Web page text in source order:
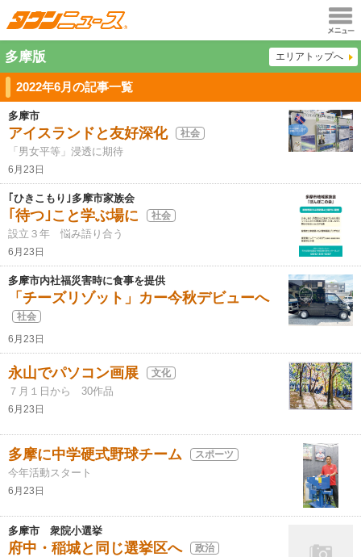
メニュ
ー
多摩版 エリアトップへ
2022年6月の記事一覧
多摩市
アイスランドと友好深化 社会
「男女平等」浸透に期待
6月23日
｢ひきこもり｣多摩市家族会
｢待つ｣こと学ぶ場に 社会
設立３年 悩み語り合う
6月23日
多摩市内社福災害時に食事を提供
「チーズリゾット」カー今秋デビューへ
社会
6月23日
永山でパソコン画展 文化
７月１日から 30作品
6月23日
多摩に中学硬式野球チーム スポーツ
今年活動スタート
6月23日
多摩市 衆院小選挙
府中・稲城と同じ選挙区へ 政治